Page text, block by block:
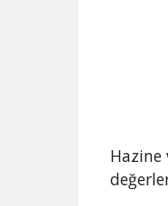
Hazine